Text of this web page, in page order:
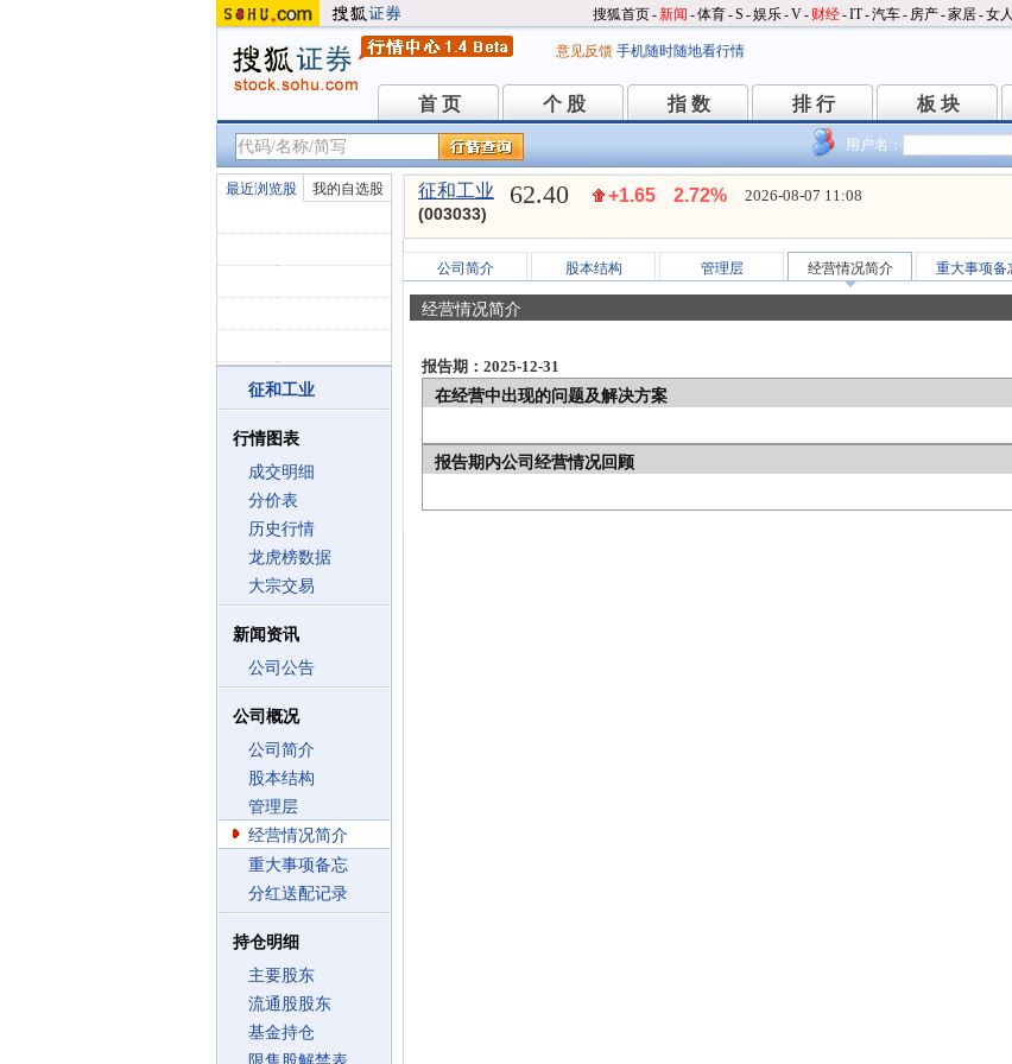
搜狐首页-新闻 -体育-S -娱乐-V- 财经-IT-汽车- 房产-家居-女人
意见反馈 手机随时随地看行情
首 页
首 页 个 股
个 股 指 数
指 数 排 行
排 行 板 块
板 块
用户名：
最近浏览股 我的自选股
征和工业
行情图表
成交明细
分价表
历史行情
龙虎榜数据
大宗交易
新闻资讯
公司公告
公司概况
公司简介
股本结构
管理层
经营情况简介
重大事项备忘
分红送配记录
持仓明细
主要股东
流通股股东
基金持仓
征和工业
(003033)
62.40 +1.65 2.72% 2026-08-07 11:08
公司简介 股本结构 管理层 经营情况简介 重大事项备
经营情况简介
报告期：2025-12-31
在经营中出现的问题及解决方案
报告期内公司经营情况回顾